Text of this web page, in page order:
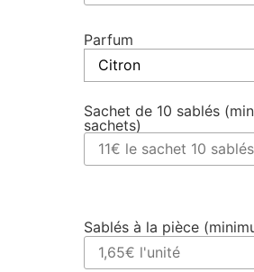
Parfum
Sachet de 10 sablés
sachets)
Sablés à la pièce